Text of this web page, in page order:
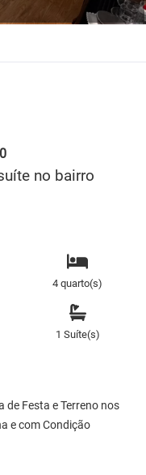
no bairro
4 quarto(s)
1 Suíte(s)
de Festa e Terreno nos
e com Condição